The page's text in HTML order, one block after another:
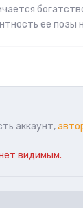
ее позы
аккаунт,
видимым.